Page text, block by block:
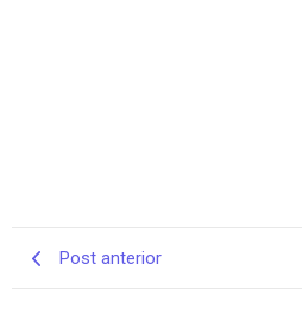
Post anterior